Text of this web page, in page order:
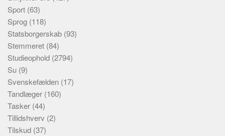
Sport (63)
Sprog (118)
Statsborgerskab (93)
Stemmeret (84)
Studieophold (2794)
Su (9)
Svenskefælden (17)
Tandlæger (160)
Tasker (44)
Tillidshverv (2)
Tilskud (37)